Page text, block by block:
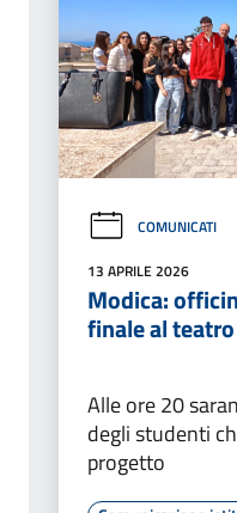
COMUNICATI
13 APRILE 2026
Modica:
finale al
Alle ore 20
degli studenti
progetto